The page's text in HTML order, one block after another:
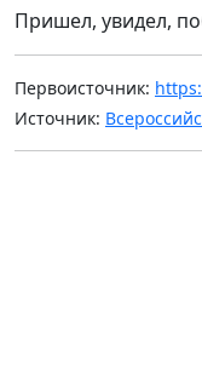
Пришел, увидел,
Первоисточник:
Источник: